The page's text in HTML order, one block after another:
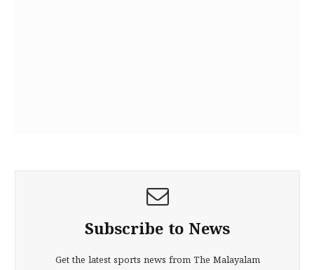
Subscribe to News
Get the latest sports news from The Malayalam